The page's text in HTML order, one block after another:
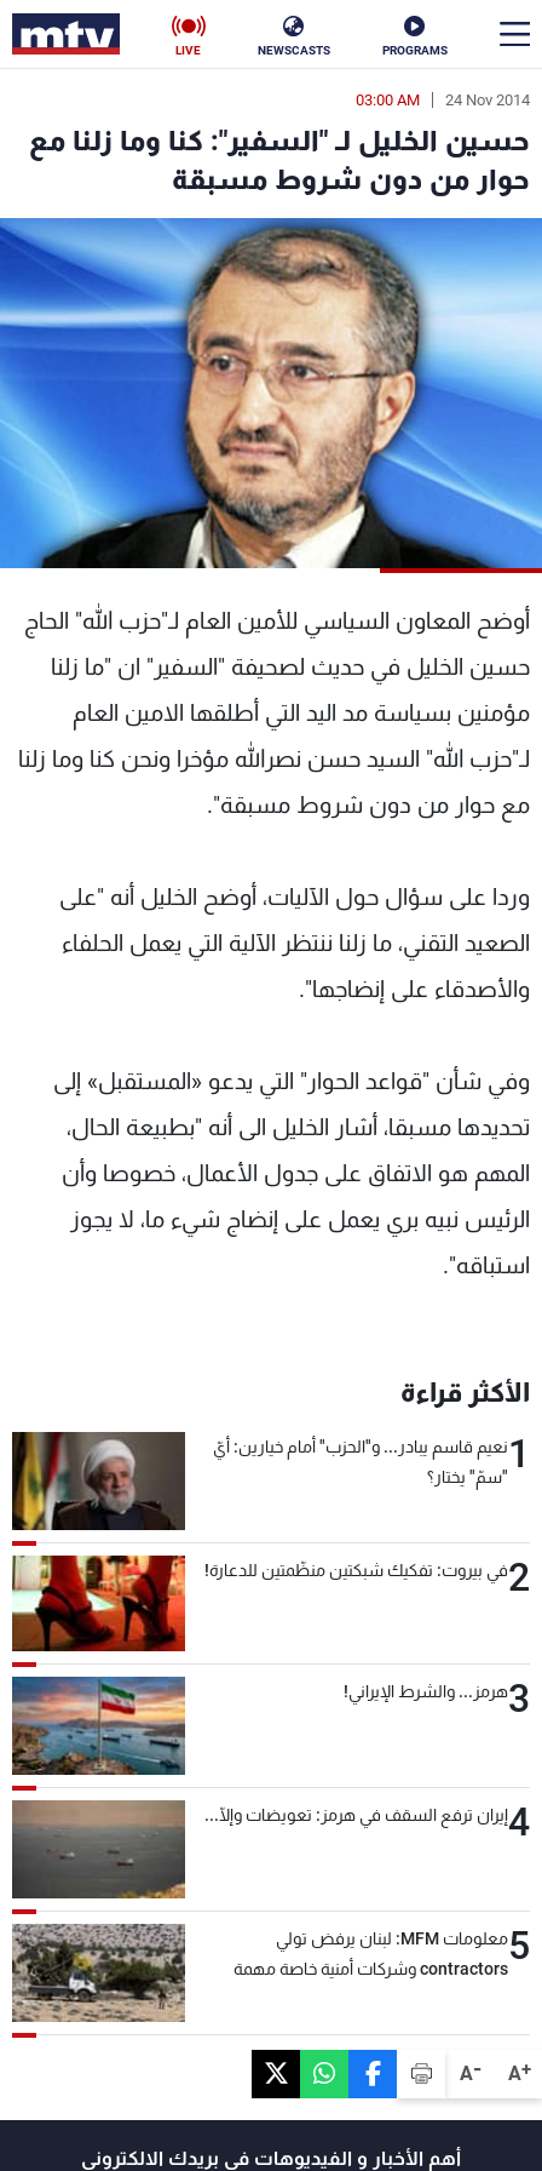
PROGRAMS
NEWSCASTS
LIVE
A+
A-
24 Nov 2014
03:00 AM
حسين الخليل لـ "السفير": كنا وما زلنا مع
حوار من دون شروط مسبقة
أوضح المعاون السياسي للأمين العام لـ"حزب الله" الحاج
حسين الخليل في حديث لصحيفة "السفير" ان "ما زلنا
مؤمنين بسياسة مد اليد التي أطلقها الامين العام
لـ"حزب الله" السيد حسن نصرالله مؤخرا ونحن كنا وما زلنا
مع حوار من دون شروط مسبقة".
وردا على سؤال حول الآليات، أوضح الخليل أنه "على
الصعيد التقني، ما زلنا ننتظر الآلية التي يعمل الحلفاء
والأصدقاء على إنضاجها".
وفي شأن "قواعد الحوار" التي يدعو «المستقبل» إلى
تحديدها مسبقا، أشار الخليل الى أنه "بطبيعة الحال،
المهم هو الاتفاق على جدول الأعمال، خصوصا وأن
الرئيس نبيه بري يعمل على إنضاج شيء ما، لا يجوز
استباقه".
الأكثر قراءة
1نعيم قاسم يبادر... و"الحزب" أمام خيارين: أيّ
"سمّ" يختار؟
2في بيروت: تفكيك شبكتين منظّمتين للدعارة!
3هرمز... والشرط الإيراني!
4إيران ترفع السقف في هرمز: تعويضات وإلّا...
5
معلومات MFM: لبنان يرفض تولي
contractors وشركات أمنية خاصة مهمة
أهم الأخبار و الفيديوهات في بريدك الالكتروني
en
الأخبار
سياسة ناس
إقتصاد فن
منوعات رياضة
كأس العالم
البرامج
جدول البرامج
شاهد البرامج
الترددات
عن MTV
الإنـتـاج
لاعلاناتكم
وظائف
تواصل معنا
شروط الإسـتخدام
سياسة الخصوصية